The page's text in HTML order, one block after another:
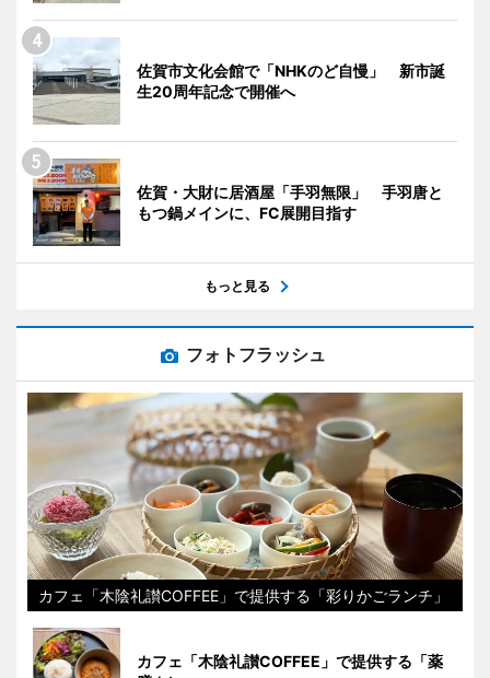
佐賀市文化会館で「NHKのど自慢」 新市誕
生20周年記念で開催へ
佐賀・大財に居酒屋「手羽無限」 手羽唐と
もつ鍋メインに、FC展開目指す
もっと見る
フォトフラッシュ
カフェ「木陰礼讃COFFEE」で提供する「彩りかごランチ」
カフェ「木陰礼讃COFFEE」で提供する「薬